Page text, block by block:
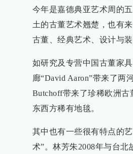
今年是嘉德典亚艺术周的
土的古董艺术翘楚，也有
古董、经典艺术、设计与
如研究及专营中国古董家
廊“David Aaron”带来了两
Butchoff带来了珍稀欧洲
东西方稀有地毯。
其中也有一些很有特点的
术”。林芳朱2008年与台